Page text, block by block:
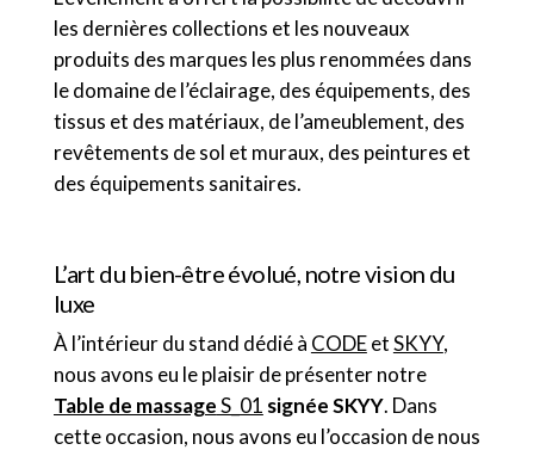
les dernières collections et les nouveaux
produits des marques les plus renommées dans
le domaine de l’éclairage, des équipements, des
tissus et des matériaux, de l’ameublement, des
revêtements de sol et muraux, des peintures et
des équipements sanitaires.
L’art du bien-être évolué, notre vision du
luxe
À l’intérieur du stand dédié à CODEetSKYY,
nous avons eu le plaisir de présenter notre
Table de massageS_01 signée SKYY. Dans
cette occasion, nous avons eu l’occasion de nous